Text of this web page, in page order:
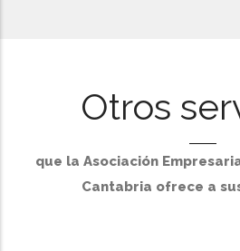
Otros
que la Asociación
Cantabria ofrece a